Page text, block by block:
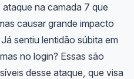
na camada 7 que
causar grande impacto
sentiu lentidão súbita em
no login? Essas são
desse ataque, que visa